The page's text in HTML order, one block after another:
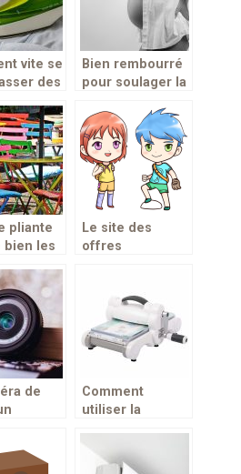
vite se
des
?
Bien rembourré
pour soulager la
pendant et après
la grossesse!
pliante
bien les
Le site des
offres
Kids promo
de
une
Comment
utiliser la